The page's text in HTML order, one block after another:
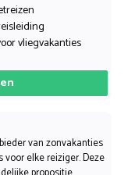
vliegvakanties
van zonvakanties
elke reiziger. Deze